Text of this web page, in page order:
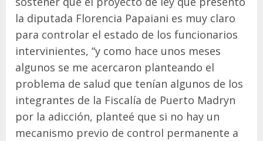
la diputada Florencia Papaiani es muy claro
para controlar el estado de los funcionarios
intervinientes, “y como hace unos meses
algunos se me acercaron planteando el
problema de salud que tenían algunos de los
integrantes de la Fiscalía de Puerto Madryn
por la adicción, planteé que si no hay un
mecanismo previo de control permanente a